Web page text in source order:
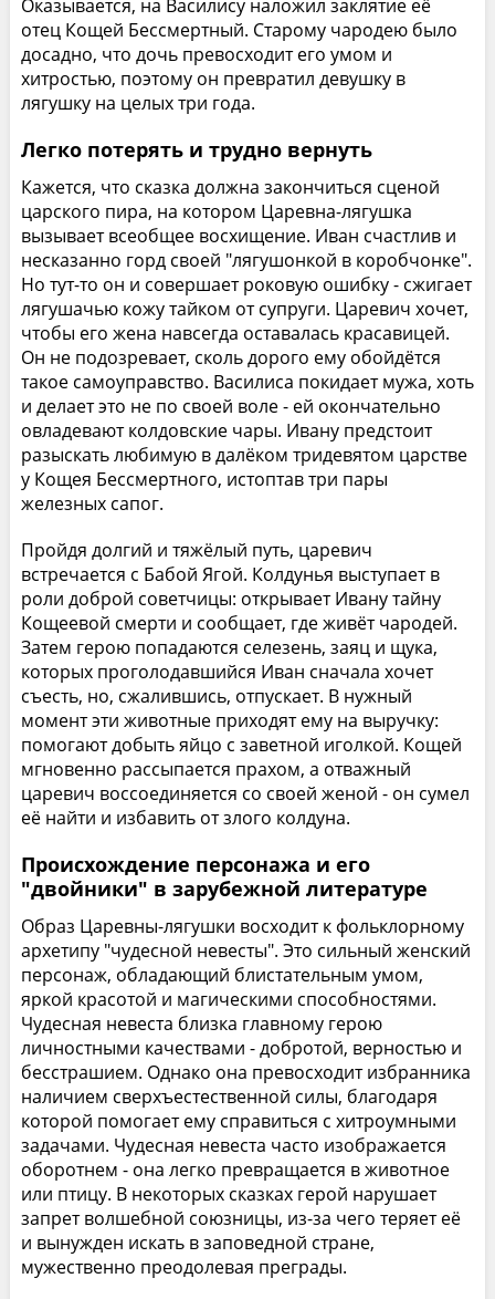
Оказывается, на Василису наложил заклятие её
отец Кощей Бессмертный. Старому чародею было
досадно, что дочь превосходит его умом и
хитростью, поэтому он превратил девушку в
лягушку на целых три года.
Легко потерять и трудно вернуть
Кажется, что сказка должна закончиться сценой
царского пира, на котором Царевна-лягушка
вызывает всеобщее восхищение. Иван счастлив и
несказанно горд своей "лягушонкой в коробчонке".
Но тут-то он и совершает роковую ошибку - сжигает
лягушачью кожу тайком от супруги. Царевич хочет,
чтобы его жена навсегда оставалась красавицей.
Он не подозревает, сколь дорого ему обойдётся
такое самоуправство. Василиса покидает мужа, хоть
и делает это не по своей воле - ей окончательно
овладевают колдовские чары. Ивану предстоит
разыскать любимую в далёком тридевятом царстве
у Кощея Бессмертного, истоптав три пары
железных сапог.
Пройдя долгий и тяжёлый путь, царевич
встречается с Бабой Ягой. Колдунья выступает в
роли доброй советчицы: открывает Ивану тайну
Кощеевой смерти и сообщает, где живёт чародей.
Затем герою попадаются селезень, заяц и щука,
которых проголодавшийся Иван сначала хочет
съесть, но, сжалившись, отпускает. В нужный
момент эти животные приходят ему на выручку:
помогают добыть яйцо с заветной иголкой. Кощей
мгновенно рассыпается прахом, а отважный
царевич воссоединяется со своей женой - он сумел
её найти и избавить от злого колдуна.
Происхождение персонажа и его
"двойники" в зарубежной литературе
Образ Царевны-лягушки восходит к фольклорному
архетипу "чудесной невесты". Это сильный женский
персонаж, обладающий блистательным умом,
яркой красотой и магическими способностями.
Чудесная невеста близка главному герою
личностными качествами - добротой, верностью и
бесстрашием. Однако она превосходит избранника
наличием сверхъестественной силы, благодаря
которой помогает ему справиться с хитроумными
задачами. Чудесная невеста часто изображается
оборотнем - она легко превращается в животное
или птицу. В некоторых сказках герой нарушает
запрет волшебной союзницы, из-за чего теряет её
и вынужден искать в заповедной стране,
мужественно преодолевая преграды.